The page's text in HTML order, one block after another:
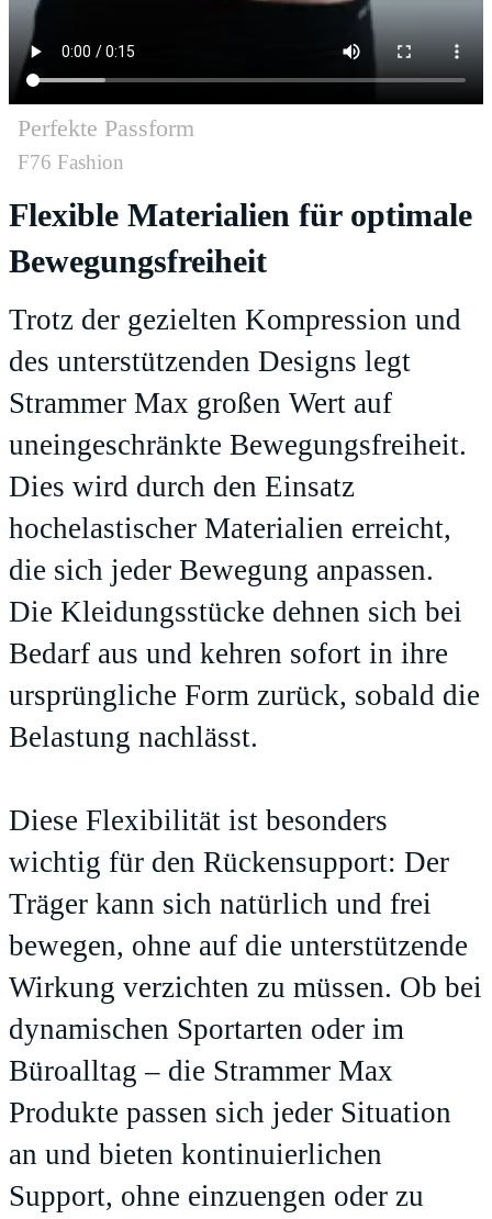
Perfekte Passform
F76 Fashion
Flexible Materialien für optimale
Bewegungsfreiheit
Trotz der gezielten Kompression und
des unterstützenden Designs legt
Strammer Max großen Wert auf
uneingeschränkte Bewegungsfreiheit.
Dies wird durch den Einsatz
hochelastischer Materialien erreicht,
die sich jeder Bewegung anpassen.
Die Kleidungsstücke dehnen sich bei
Bedarf aus und kehren sofort in ihre
ursprüngliche Form zurück, sobald die
Belastung nachlässt.
Diese Flexibilität ist besonders
wichtig für den Rückensupport: Der
Träger kann sich natürlich und frei
bewegen, ohne auf die unterstützende
Wirkung verzichten zu müssen. Ob bei
dynamischen Sportarten oder im
Büroalltag – die Strammer Max
Produkte passen sich jeder Situation
an und bieten kontinuierlichen
Support, ohne einzuengen oder zu